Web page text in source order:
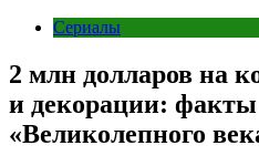
Сериалы
2 млн долларов на
и декорации: факты
«Великолепного